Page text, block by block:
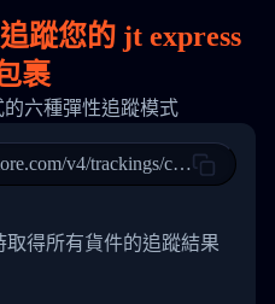
2,
"",
[
"2017-03-08 04: 22: 00",
"Departed
"Departed Facility
"2017-03-06 15:28:00",
"Shipment
"BEIJING-
蹤您的 jt express
裹
六種彈性追蹤模式
v4/trackings/create
得所有貨件的追蹤結果